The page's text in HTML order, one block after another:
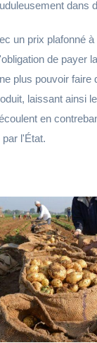
dans
un prix plafonné
de payer
plus pouvoir faire
laissant ainsi
en
l'État.